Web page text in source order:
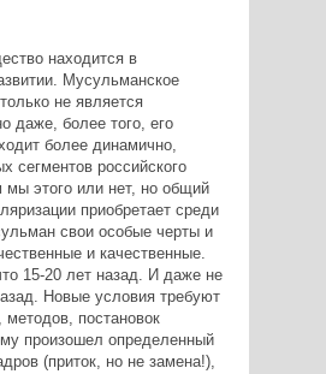
находится в
Мусульманское
не является
даже, более того, его
более динамично,
сегментов российского
этого или нет, но общий
приобретает среди
свои особые черты и
и качественные.
15-20 лет назад. И даже не
Новые условия требуют
постановок
произошел определенный
(приток, но не замена!),